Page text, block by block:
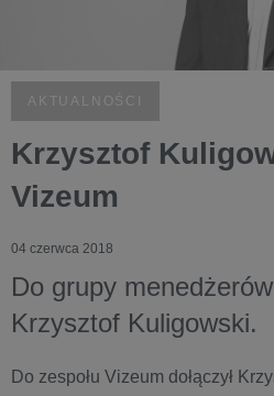
AKTUALNOŚCI
Krzysztof
Vizeum
04 czerwca 2018
Do grupy
Krzysztof Kuligowski.
Do zespołu Vizeum dołączył